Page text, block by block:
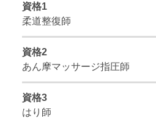
資格1
柔道整復師
資格2
あん摩マッサージ指圧師
資格3
はり師